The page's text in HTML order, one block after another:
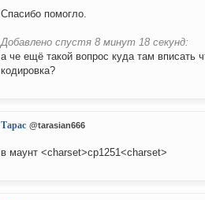
Спасибо помогло.
Добавлено спустя 8 минут 18 секунд:
а че ещё такой вопрос куда там вписать
кодировка?
Тарас @tarasian666
в маунт <charset>cp1251<charset>